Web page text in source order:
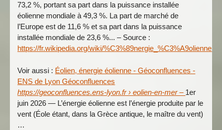
73,2 %, portant sa part dans la puissance installée
éolienne mondiale à 49,3 %. La part de marché de
l’Europe est de 11,6 % et sa part dans la puissance
installée mondiale de 23,6 %... – Source :
https://fr.wikipedia.org/wiki/%C3%89nergie_%C3%A9olienne
Voir aussi : Éolien, énergie éolienne - Géoconfluences -
ENS de Lyon Géoconfluences
https://geoconfluences.ens-lyon.fr › eolien-en-mer – 1er
juin 2026 — L’énergie éolienne est l’énergie produite par le
vent (Éole étant, dans la Grèce antique, le maître du vent)
…